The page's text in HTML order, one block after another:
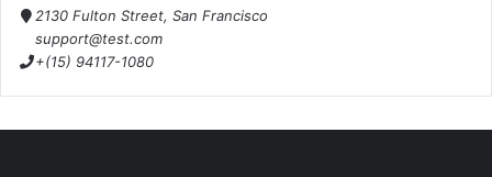
2130 Fulton Street, San Francisco
support@test.com
+(15) 94117-1080